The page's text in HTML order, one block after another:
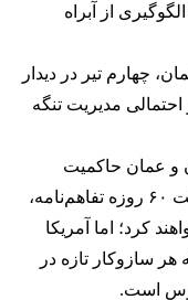
از آبراه
چهارم تیر در دیدار
احتمالی مدیریت تنگه
و عمان حاکمیت
مشترکی بر تنگه دارند و پس از پایان مهلت ۶۰ روزه تفاهم‌نامه،
کرد؛ اما آمریکا
هر سازوکار تازه در
است.